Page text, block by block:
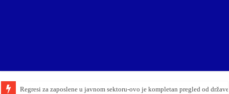
Regresi za zaposlene u javnom sektoru-ovo je kompletan pregled od